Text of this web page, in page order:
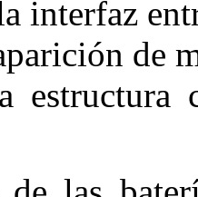
interfaz
de
estructura